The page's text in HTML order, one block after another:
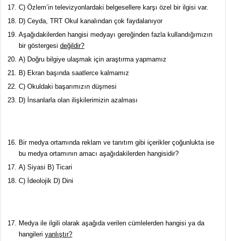
C) Özlem’in televizyonlardaki belgesellere karşı özel bir ilgisi var.
D) Ceyda, TRT Okul kanalından çok faydalanıyor
Aşağıdakilerden hangisi medyayı gereğinden fazla kullandığımızın
bir göstergesideğildir?
A) Doğru bilgiye ulaşmak için araştırma yapmamız
B) Ekran başında saatlerce kalmamız
C) Okuldaki başarımızın düşmesi
D) İnsanlarla olan ilişkilerimizin azalması
Bir medya ortamında reklam ve tanıtım gibi içerikler çoğunlukta ise
bu medya ortamının amacı aşağıdakilerden hangisidir?
A) Siyasi B) Ticari
C) İdeolojik D) Dini
Medya ile ilgili olarak aşağıda verilen cümlelerden hangisi ya da
hangileriyanlıştır?